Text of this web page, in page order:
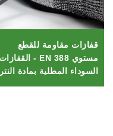
قفازات مقاومة للقطع
مستوي EN 388 - القفازات
السوداء المطلية بمادة